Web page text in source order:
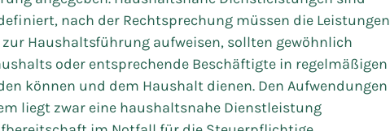
nach der Rechtsprechung müssen die Leistungen
Haushaltsführung aufweisen, sollten gewöhnlich
oder entsprechende Beschäftigte in regelmäßigen
können und dem Haushalt dienen. Den Aufwendungen
liegt zwar eine haushaltsnahe Dienstleistung